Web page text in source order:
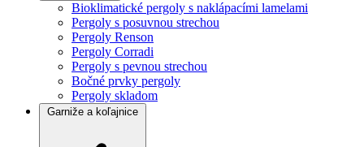
Bioklimatické pergoly s naklápacími lamelami
Pergoly s posuvnou strechou
Pergoly Renson
Pergoly Corradi
Pergoly s pevnou strechou
Bočné prvky pergoly
Pergoly skladom
Garniže a koľajnice